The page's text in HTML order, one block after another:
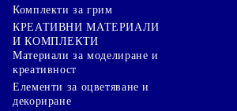
Комплекти за грим
КРЕАТИВНИ МАТЕРИАЛИ
И КОМПЛЕКТИ
Mатериали за моделиране и
креативност
Елементи за оцветяване и
декориране